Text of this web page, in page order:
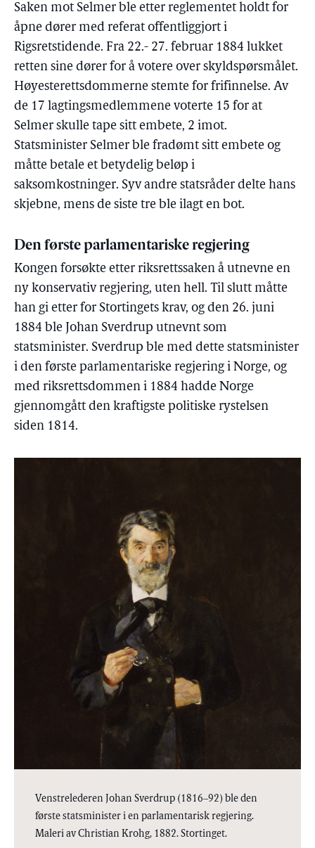
Saken mot Selmer ble etter reglementet holdt for
åpne dører med referat offentliggjort i
Rigsretstidende. Fra 22.- 27. februar 1884 lukket
retten sine dører for å votere over skyldspørsmålet.
Høyesterettsdommerne stemte for frifinnelse. Av
de 17 lagtingsmedlemmene voterte 15 for at
Selmer skulle tape sitt embete, 2 imot.
Statsminister Selmer ble fradømt sitt embete og
måtte betale et betydelig beløp i
saksomkostninger. Syv andre statsråder delte hans
skjebne, mens de siste tre ble ilagt en bot.
Den første parlamentariske regjering
Kongen forsøkte etter riksrettssaken å utnevne en
ny konservativ regjering, uten hell. Til slutt måtte
han gi etter for Stortingets krav, og den 26. juni
1884 ble Johan Sverdrup utnevnt som
statsminister. Sverdrup ble med dette statsminister
i den første parlamentariske regjering i Norge, og
med riksrettsdommen i 1884 hadde Norge
gjennomgått den kraftigste politiske rystelsen
siden 1814.
Venstrelederen Johan Sverdrup (1816‒92) ble den
første statsminister i en parlamentarisk regjering.
Maleri av Christian Krohg, 1882. Stortinget.